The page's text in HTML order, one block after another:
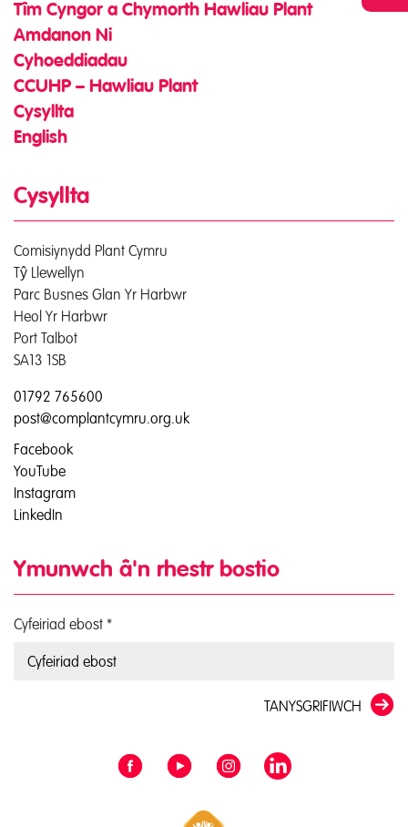
Tîm Cyngor a Chymorth Hawliau Plant
Amdanon Ni
Cyhoeddiadau
CCUHP – Hawliau Plant
Cysyllta
English
Cysyllta
Comisiynydd Plant Cymru
Tŷ Llewellyn
Parc Busnes Glan Yr Harbwr
Heol Yr Harbwr
Port Talbot
SA13 1SB
01792 765600
post@complantcymru.org.uk
Facebook
YouTube
Instagram
LinkedIn
Ymunwch â'n rhestr bostio
Cyfeiriad ebost *
TANYSGRIFIWCH